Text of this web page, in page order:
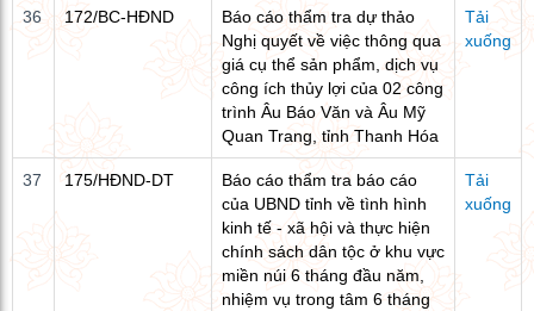
36 172/BC-HĐND
Báo cáo thẩm tra dự thảo
Nghị quyết về việc thông qua
giá cụ thể sản phẩm, dịch vụ
công ích thủy lợi của 02 công
trình Âu Báo Văn và Âu Mỹ
Quan Trang, tỉnh Thanh Hóa
Tải
xuống
37 175/HĐND-DT
Báo cáo thẩm tra báo cáo
của UBND tỉnh về tình hình
kinh tế - xã hội và thực hiện
chính sách dân tộc ở khu vực
miền núi 6 tháng đầu năm,
nhiệm vụ trong tâm 6 tháng
Tải
xuống